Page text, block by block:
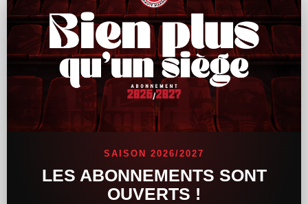
Le CVB52 connaît son adversaire pour la
demi-finale de Coupe de France
masculines de la Coupe de France a lieu hier soir, le CVB52
connaît désormais son adversaire. Du côté des femmes,
SAISON 2026/2027
LES ABONNEMENTS SONT
OUVERTS !